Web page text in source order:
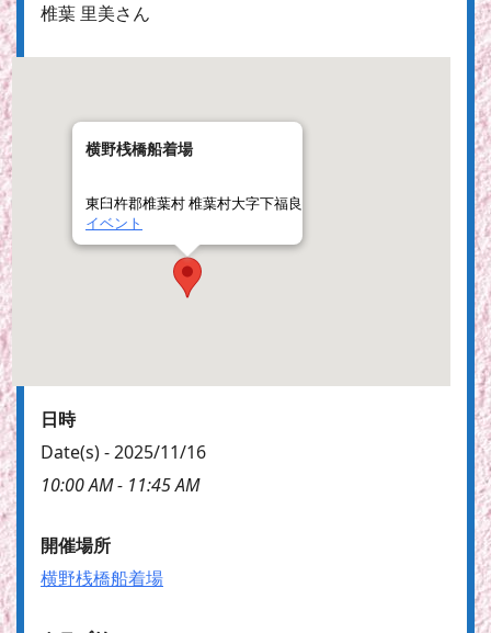
椎葉 里美さん
横野桟橋船着場
東臼杵郡椎葉村 椎葉村大字下福良
イベント
日時
Date(s) - 2025/11/16
10:00 AM - 11:45 AM
開催場所
横野桟橋船着場